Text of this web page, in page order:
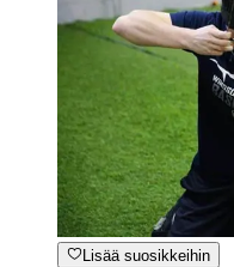
Lisää suosikkeihin